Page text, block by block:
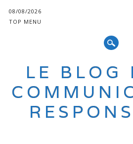
08/08/2026
TOP MENU
LE BLOG